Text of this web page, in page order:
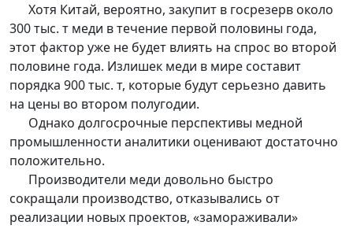
Хотя Китай, вероятно, закупит в госрезерв около
300 тыс. т меди в течение первой половины года,
этот фактор уже не будет влиять на спрос во второй
половине года. Излишек меди в мире составит
порядка 900 тыс. т, которые будут серьезно давить
на цены во втором полугодии.
Однако долгосрочные перспективы медной
промышленности аналитики оценивают достаточно
положительно.
Производители меди довольно быстро
сокращали производство, отказывались от
реализации новых проектов, «замораживали»